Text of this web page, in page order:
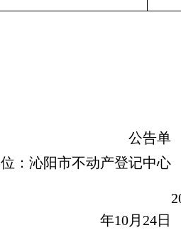
公告单
位：沁阳市不动产登记中心
年10月 24日